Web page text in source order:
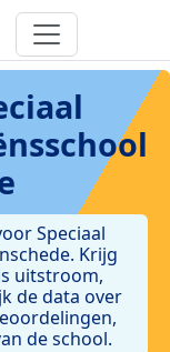
Speciaal
Krijg
uitstroom,
de data over
de school.